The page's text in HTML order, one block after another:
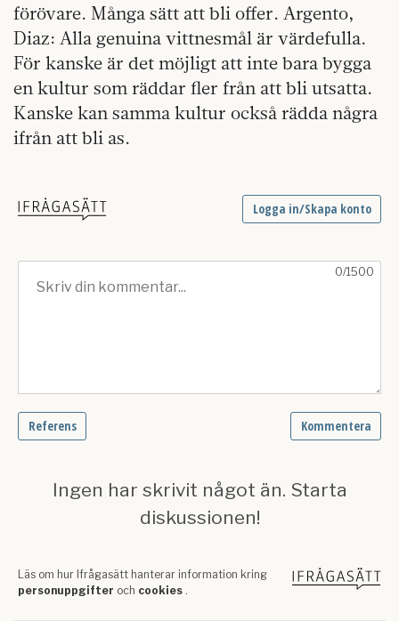
förövare. Många sätt att bli offer. Argento,
Diaz: Alla genuina vittnesmål är värdefulla.
För kanske är det möjligt att inte bara bygga
en kultur som räddar fler från att bli utsatta.
Kanske kan samma kultur också rädda några
ifrån att bli as.